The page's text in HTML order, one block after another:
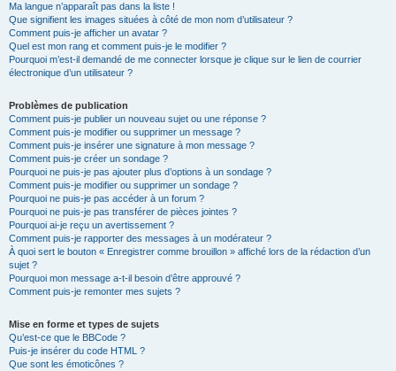
Ma langue n’apparaît pas dans la liste !
Que signifient les images situées à côté de mon nom d’utilisateur ?
Comment puis-je afficher un avatar ?
Quel est mon rang et comment puis-je le modifier ?
Pourquoi m’est-il demandé de me connecter lorsque je clique sur le lien de courrier
électronique d’un utilisateur ?
Problèmes de publication
Comment puis-je publier un nouveau sujet ou une réponse ?
Comment puis-je modifier ou supprimer un message ?
Comment puis-je insérer une signature à mon message ?
Comment puis-je créer un sondage ?
Pourquoi ne puis-je pas ajouter plus d’options à un sondage ?
Comment puis-je modifier ou supprimer un sondage ?
Pourquoi ne puis-je pas accéder à un forum ?
Pourquoi ne puis-je pas transférer de pièces jointes ?
Pourquoi ai-je reçu un avertissement ?
Comment puis-je rapporter des messages à un modérateur ?
À quoi sert le bouton « Enregistrer comme brouillon » affiché lors de la rédaction d’un
sujet ?
Pourquoi mon message a-t-il besoin d’être approuvé ?
Comment puis-je remonter mes sujets ?
Mise en forme et types de sujets
Qu’est-ce que le BBCode ?
Puis-je insérer du code HTML ?
Que sont les émoticônes ?